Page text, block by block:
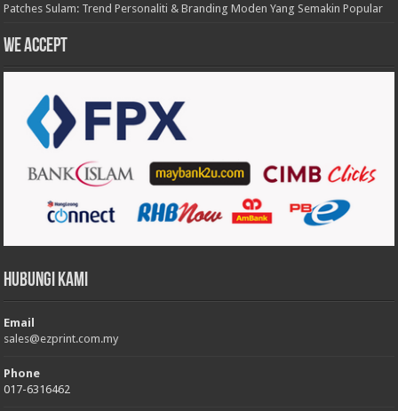
Patches Sulam: Trend Personaliti & Branding Moden Yang Semakin Popular
We accept
Hubungi Kami
Email
sales@ezprint.com.my
Phone
017-6316462